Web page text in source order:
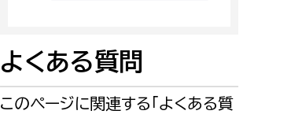
消防課
警防第1課
よくある質問
このページに関連する「よくある質